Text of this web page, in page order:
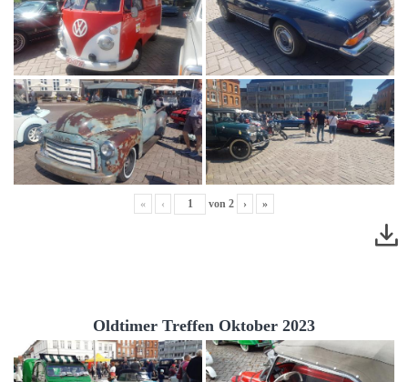
« ‹ von 2 › »
Oldtimer Treffen Oktober 2023